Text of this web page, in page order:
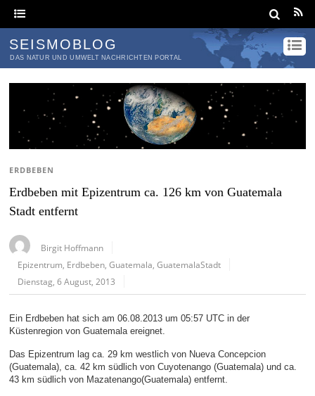
SEISMOBLOG
DAS NATUR UND UMWELT NACHRICHTEN PORTAL
ERDBEBEN
Erdbeben mit Epizentrum ca. 126 km von Guatemala
Stadt entfernt
Birgit Hoffmann
Epizentrum Erdbeben ,Guatemala ,GuatemalaStadt
Dienstag, 6 August, 2013
Ein Erdbeben hat sich am 06.08.2013 um 05:57 UTC in der
Küstenregion von Guatemala ereignet.
Das Epizentrum lag ca. 29 km westlich von Nueva Concepcion
(Guatemala), ca. 42 km südlich von Cuyotenango (Guatemala) und ca.
43 km südlich von Mazatenango(Guatemala) entfernt.